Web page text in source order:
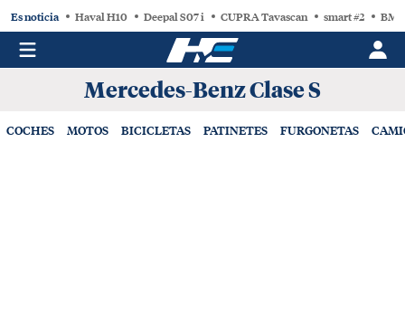
Es noticia Haval H10 Deepal S07 i CUPRA Tavascan smart #2
Mercedes-Benz Clase S
COCHES MOTOS BICICLETAS PATINETES FURGONETAS